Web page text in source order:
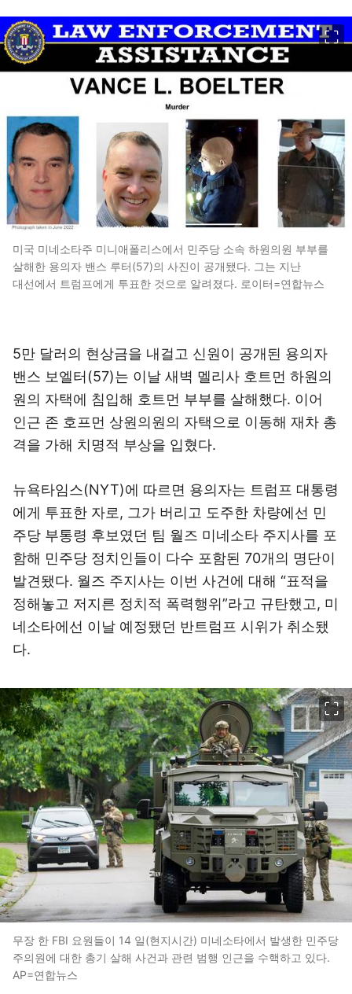
미국 미네소타주 미니애폴리스에서 민주당 소속 하원의원 부부를
살해한 용의자 밴스 루터(57)의 사진이 공개됐다. 그는 지난
대선에서 트럼프에게 투표한 것으로 알려졌다. 로이터=연합뉴스
5만 달러의 현상금을 내걸고 신원이 공개된 용의자
밴스 보엘터(57)는 이날 새벽 멜리사 호트먼 하원의
원의 자택에 침입해 호트먼 부부를 살해했다. 이어
인근 존 호프먼 상원의원의 자택으로 이동해 재차 총
격을 가해 치명적 부상을 입혔다.
뉴욕타임스(NYT)에 따르면 용의자는 트럼프 대통령
에게 투표한 자로, 그가 버리고 도주한 차량에선 민
주당 부통령 후보였던 팀 월즈 미네소타 주지사를 포
함해 민주당 정치인들이 다수 포함된 70개의 명단이
발견됐다. 월즈 주지사는 이번 사건에 대해 “표적을
정해놓고 저지른 정치적 폭력행위”라고 규탄했고, 미
네소타에선 이날 예정됐던 반트럼프 시위가 취소됐
다.
무장 한 FBI 요원들이 14 일(현지시간) 미네소타에서 발생한 민주당
주의원에 대한 총기 살해 사건과 관련 범행 인근을 수핵하고 있다.
AP=연합뉴스